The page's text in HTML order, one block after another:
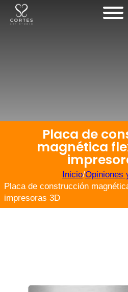
Placa de
magnética
Inicio/Opiniones
Placa de construcción
impresoras 3D